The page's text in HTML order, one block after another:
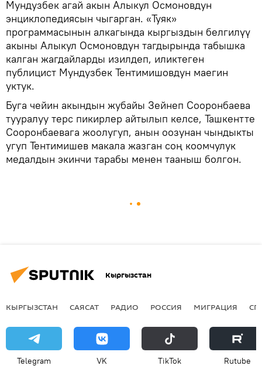
Мундузбек агай акын Алыкул Осмоновдун
энциклопедиясын чыгарган. «Туяк»
программасынын алкагында кыргыздын белгилүү
акыны Алыкул Осмоновдун тагдырында табышка
калган жагдайларды изилдеп, иликтеген
публицист Мундузбек Тентимишовдун маегин
уктук.
Буга чейин акындын жубайы Зейнеп Сооронбаева
тууралуу терс пикирлер айтылып келсе, Ташкентте
Сооронбаевага жоолугуп, анын оозунан чындыкты
угуп Тентимишев макала жазган соң коомчулук
медалдын экинчи тарабы менен тааныш болгон.
Кыргызстан
КЫРГЫЗСТАН САЯСАТ РАДИО РОССИЯ МИГРАЦИЯ
Telegram VK ТikТоk Rutube